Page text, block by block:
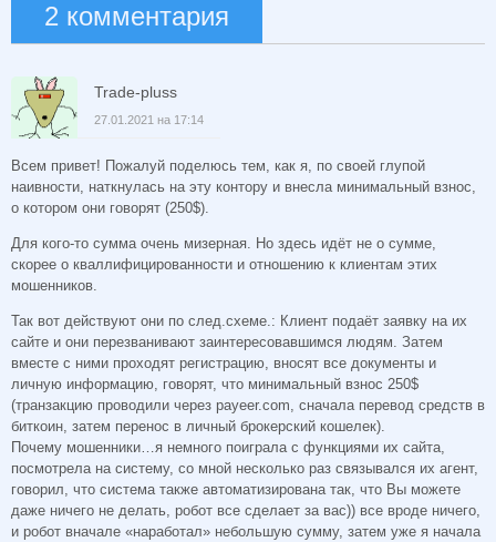
2 комментария
Trade-pluss
27.01.2021 на 17:14
Всем привет! Пожалуй поделюсь тем, как я, по своей глупой
наивности, наткнулась на эту контору и внесла минимальный взнос,
о котором они говорят (250$).
Для кого-то сумма очень мизерная. Но здесь идёт не о сумме,
скорее о кваллифицированности и отношению к клиентам этих
мошенников.
Так вот действуют они по след.схеме.: Клиент подаёт заявку на их
сайте и они перезванивают заинтересовавшимся людям. Затем
вместе с ними проходят регистрацию, вносят все документы и
личную информацию, говорят, что минимальный взнос 250$
(транзакцию проводили через payeer.com, сначала перевод средств в
биткоин, затем перенос в личный брокерский кошелек).
Почему мошенники…я немного поиграла с функциями их сайта,
посмотрела на систему, со мной несколько раз связывался их агент,
говорил, что система также автоматизирована так, что Вы можете
даже ничего не делать, робот все сделает за вас)) все вроде ничего,
и робот вначале «наработал» небольшую сумму, затем уже я начала